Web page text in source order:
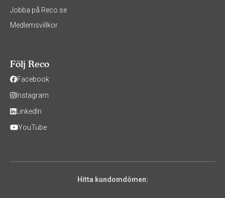
Jobba på Reco.se
Medlemsvillkor
Följ Reco
Facebook
Instagram
LinkedIn
YouTube
Hitta kundomdömen: